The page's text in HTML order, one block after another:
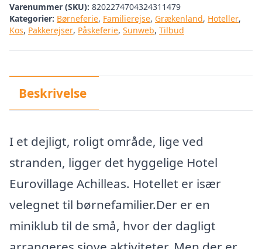
Varenummer (SKU): 8202274704324311479
Kategorier: Børneferie, Familierejse, Grækenland, Hoteller,
Kos, Pakkerejser, Påskeferie, Sunweb, Tilbud
Beskrivelse
I et dejligt, roligt område, lige ved
stranden, ligger det hyggelige Hotel
Eurovillage Achilleas. Hotellet er især
velegnet til børnefamilier.Der er en
miniklub til de små, hvor der dagligt